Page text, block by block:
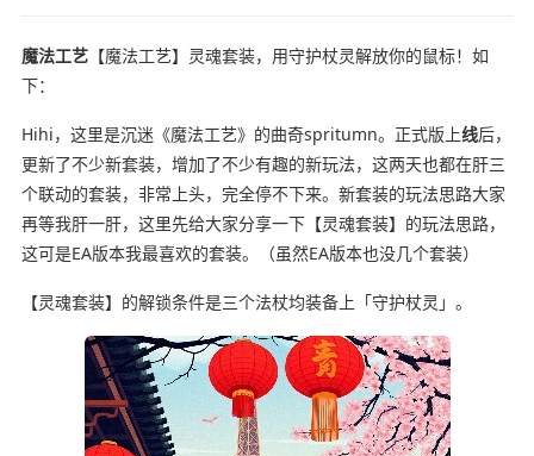
魔法工艺【魔法工艺】灵魂套装，用守护杖灵解放你的鼠标！如
下：
Hihi，这里是沉迷《魔法工艺》的曲奇spritumn。正式版上线后，
更新了不少新套装，增加了不少有趣的新玩法，这两天也都在肝三
个联动的套装，非常上头，完全停不下来。新套装的玩法思路大家
再等我肝一肝，这里先给大家分享一下【灵魂套装】的玩法思路，
这可是EA版本我最喜欢的套装。（虽然EA版本也没几个套装）
【灵魂套装】的解锁条件是三个法杖均装备上「守护杖灵」。